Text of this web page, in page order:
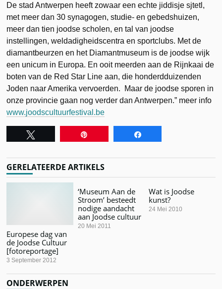
De stad Antwerpen heeft zowaar een echte jiddisje sjtetl,
met meer dan 30 synagogen, studie- en gebedshuizen,
meer dan tien joodse scholen, en tal van joodse
instellingen, weldadigheidscentra en sportclubs. Met de
diamantbeurzen en het Diamantmuseum is de joodse wijk
een unicum in Europa. En ooit meerden aan de Rijnkaai de
boten van de Red Star Line aan, die honderdduizenden
Joden naar Amerika vervoerden. Maar de joodse sporen in
onze provincie gaan nog verder dan Antwerpen.” meer info
www.joodscultuurfestival.be
GERELATEERDE ARTIKELS
Europese dag van
de Joodse Cultuur
[fotoreportage]
3 September 2012
‘Museum Aan de
Stroom’ besteedt
nodige aandacht
aan Joodse cultuur
20 Mei 2011
Wat is Joodse
kunst?
24 Mei 2010
ONDERWERPEN